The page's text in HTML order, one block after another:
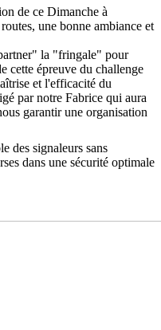
de ce Dimanche à
une bonne ambiance et
la "fringale" pour
cette épreuve du challenge
et l'efficacité du
par notre Fabrice qui aura
garantir une organisation
des signaleurs sans
dans une sécurité optimale